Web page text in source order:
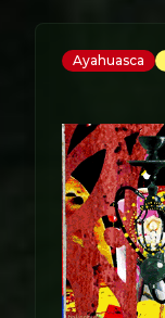
Ayahuasca